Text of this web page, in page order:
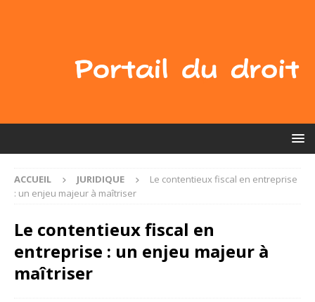
ACCUEIL JURIDIQUE
Le contentieux fiscal en entreprise
: un enjeu majeur à maîtriser
Le contentieux fiscal en
entreprise : un enjeu majeur à
maîtriser